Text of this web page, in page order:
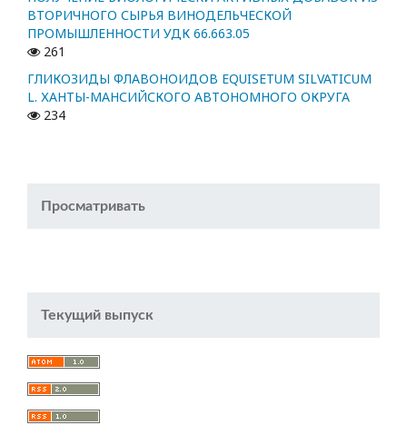
ВТОРИЧНОГО СЫРЬЯ ВИНОДЕЛЬЧЕСКОЙ
ПРОМЫШЛЕННОСТИ УДК 66.663.05
261
ГЛИКОЗИДЫ ФЛАВОНОИДОВ EQUISETUM SILVATICUM
L. ХАНТЫ-МАНСИЙСКОГО АВТОНОМНОГО ОКРУГА
234
Просматривать
Текущий выпуск